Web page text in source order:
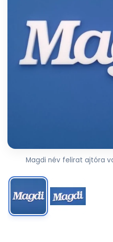
Magdi név felirat ajtóra